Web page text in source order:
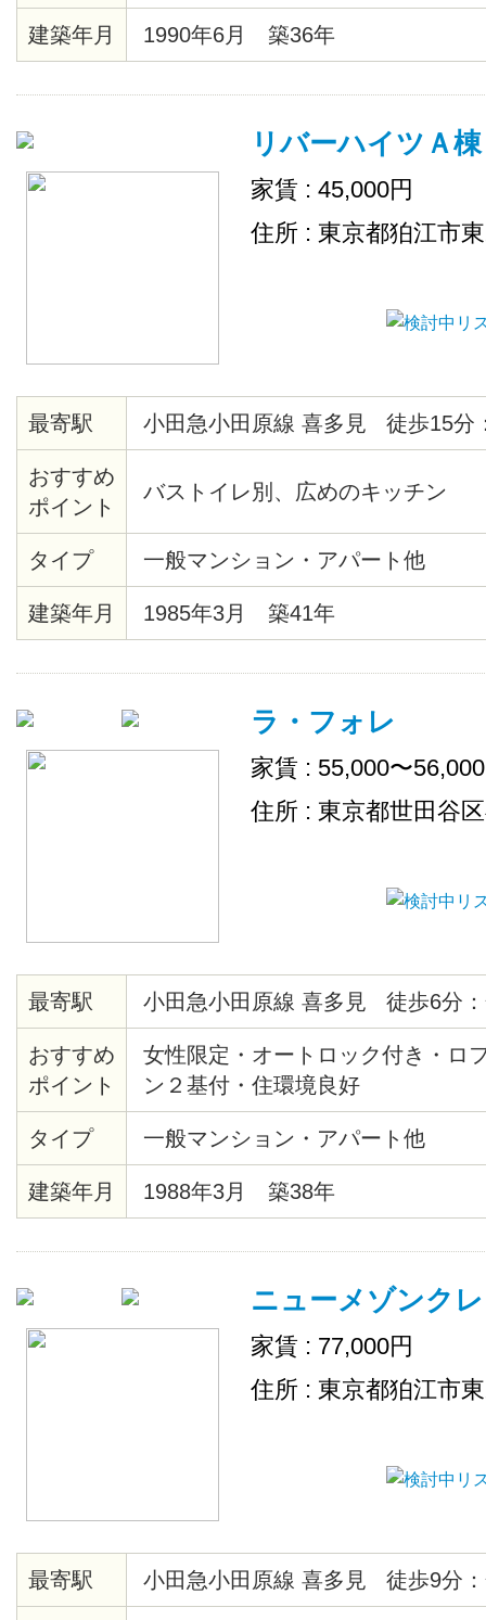
建築年月 1990年6月 築36年
リバーハイツＡ棟
家賃 : 45,000円
住所 : 東京都狛江市
最寄駅 小田急小田原線 喜多見 徒歩15分
おすすめ
ポイント
バストイレ別、広めのキッチン
タイプ 一般マンション・アパート他
建築年月 1985年3月 築41年
ラ・フォレ
家賃 : 55,000〜
住所 : 東京都世田谷
最寄駅 小田急小田原線 喜多見 徒歩6分
おすすめ
ポイント
女性限定・オートロック付き・ロ
ン２基付・住環境良好
タイプ 一般マンション・アパート他
建築年月 1988年3月 築38年
ニューメゾンク
家賃 : 77,000円
住所 : 東京都狛江市
最寄駅 小田急小田原線 喜多見 徒歩9分